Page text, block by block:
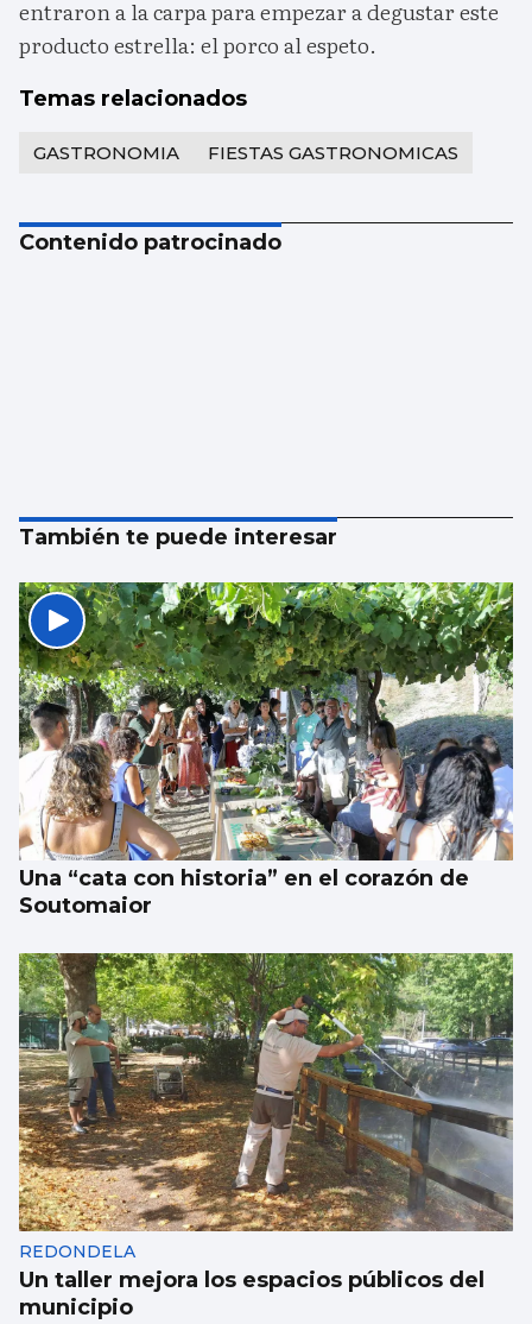
entraron a la carpa para empezar a degustar este
producto estrella: el porco al espeto.
Temas relacionados
GASTRONOMIA FIESTAS GASTRONOMICAS
Contenido patrocinado
También te puede interesar
Una “cata con historia” en el corazón de
Soutomaior
REDONDELA
Un taller mejora los espacios públicos del
municipio